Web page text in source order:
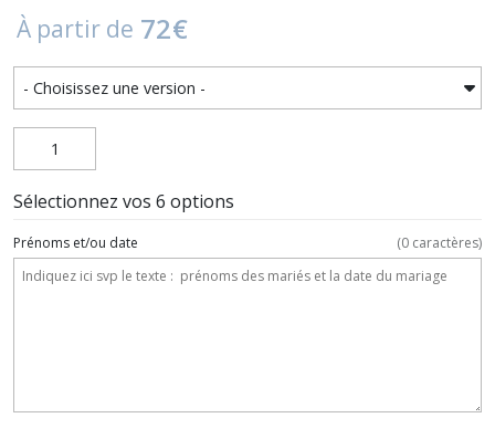
À partir de 72€
Sélectionnez vos 6 options
Prénoms et/ou date (0 caractères)